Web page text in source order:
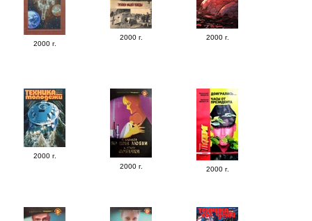
2000 г.
2000 г. 2000 г.
2000 г.
2000 г.
2000 г.